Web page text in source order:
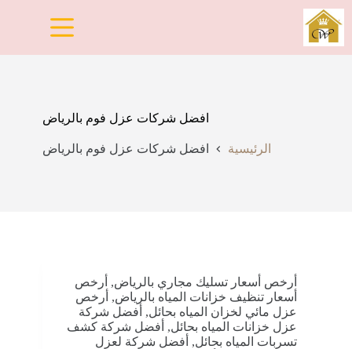
التجاوز
إلى
المحتوى
افضل شركات عزل فوم بالرياض
الرئيسية افضل شركات عزل فوم بالرياض
أرخص أسعار تسليك مجاري بالرياض, أرخص
أسعار تنظيف خزانات المياه بالرياض, أرخص
عزل مائي لخزان المياه بحائل, أفضل شركة
عزل خزانات المياه بحائل, أفضل شركة كشف
تسربات المياه بحائل, أفضل شركة لعزل